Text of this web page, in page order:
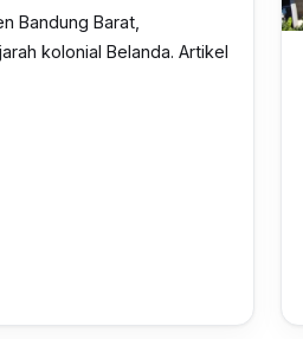
Bandung Barat,
kolonial Belanda. Artikel